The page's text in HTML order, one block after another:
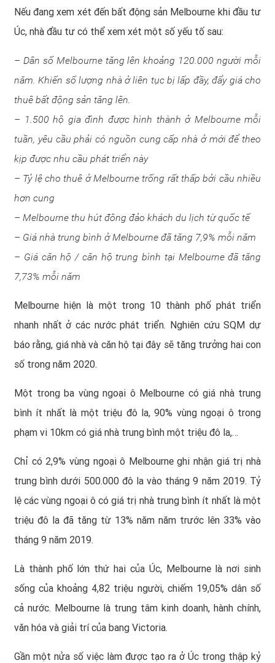
Nếu đang xem xét đến bất động sản Melbourne khi đầu tư
Úc, nhà đầu tư có thể xem xét một số yếu tố sau:
– Dân số Melbourne tăng lên khoảng 120.000 người mỗi
năm. Khiến số lượng nhà ở liên tục bị lấp đầy, đẩy giá cho
thuê bất động sản tăng lên.
– 1.500 hộ gia đình được hình thành ở Melbourne mỗi
tuần, yêu cầu phải có nguồn cung cấp nhà ở mới để theo
kịp được nhu cầu phát triển này
– Tỷ lệ cho thuê ở Melbourne trống rất thấp bởi cầu nhiều
hơn cung
– Melbourne thu hút đông đảo khách du lịch từ quốc tế
– Giá nhà trung bình ở Melbourne đã tăng 7,9% mỗi năm
– Giá căn hộ / căn hộ trung bình tại Melbourne đã tăng
7,73% mỗi năm
Melbourne hiện là một trong 10 thành phố phát triển
nhanh nhất ở các nước phát triển. Nghiên cứu SQM dự
báo rằng, giá nhà và căn hộ tại đây sẽ tăng trưởng hai con
số trong năm 2020.
Một trong ba vùng ngoại ô Melbourne có giá nhà trung
bình ít nhất là một triệu đô la, 90% vùng ngoại ô trong
phạm vi 10km có giá nhà trung bình một triệu đô la,…
Chỉ có 2,9% vùng ngoại ô Melbourne ghi nhận giá trị nhà
trung bình dưới 500.000 đô la vào tháng 9 năm 2019. Tỷ
lệ các vùng ngoại ô có giá trị nhà trung bình ít nhất là một
triệu đô la đã tăng từ 13% năm năm trước lên 33% vào
tháng 9 năm 2019.
Là thành phố lớn thứ hai của Úc, Melbourne là nơi sinh
sống của khoảng 4,82 triệu người, chiếm 19,05% dân số
cả nước. Melbourne là trung tâm kinh doanh, hành chính,
văn hóa và giải trí của bang Victoria.
Gần một nửa số việc làm được tạo ra ở Úc trong thập kỷ